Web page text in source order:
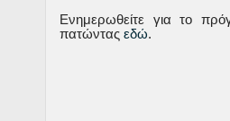
Ενημερωθείτε για το
πατώντας εδώ.